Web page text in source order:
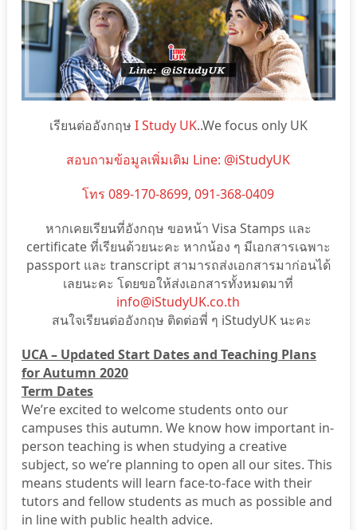
เรียนต่ออังกฤษ I Study UK..We focus only UK
สอบถามข้อมูลเพิ่มเติม Line: @iStudyUK
โทร 089-170-8699,091-368-0409
หากเคยเรียนที่อังกฤษ ขอหน้า Visa Stamps และ
certificate ที่เรียนด้วยนะคะ หากน้อง ๆ มีเอกสารเฉพาะ
passport และ transcript สามารถส่งเอกสารมาก่อนได้
เลยนะคะ โดยขอให้ส่งเอกสารทั้งหมดมาที่
info@iStudyUK.co.th
สนใจเรียนต่ออังกฤษ ติดต่อพี่ ๆ iStudyUK นะคะ
UCA – Updated Start Dates and Teaching Plans
for Autumn 2020
Term Dates
We’re excited to welcome students onto our
campuses this autumn. We know how important in-
person teaching is when studying a creative
subject, so we’re planning to open all our sites. This
means students will learn face-to-face with their
tutors and fellow students as much as possible and
in line with public health advice.